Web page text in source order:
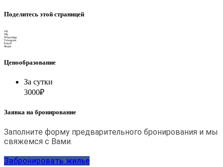
Поделитесь этой страницей
VK
OK
WhatsApp
Telegram
Email
Skype
Ценообразование
За сутки
3000₽
Заявка на бронирование
Заполните форму предварительного бронирования и мы
свяжемся с Вами.
Забронировать жилье